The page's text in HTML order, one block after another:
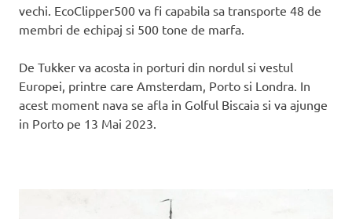
vechi. EcoClipper500 va fi capabila sa transporte 48 de
membri de echipaj si 500 tone de marfa.
De Tukker va acosta in porturi din nordul si vestul
Europei, printre care Amsterdam, Porto si Londra. In
acest moment nava se afla in Golful Biscaia si va ajunge
in Porto pe 13 Mai 2023.